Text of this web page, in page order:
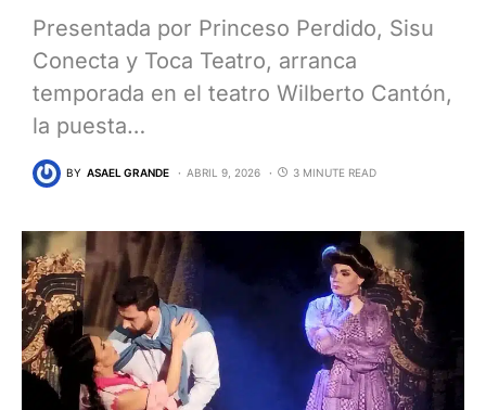
Presentada por Princeso Perdido, Sisu
Conecta y Toca Teatro, arranca
temporada en el teatro Wilberto Cantón,
la puesta…
BY ASAEL GRANDE ABRIL 9, 2026 3 MINUTE READ